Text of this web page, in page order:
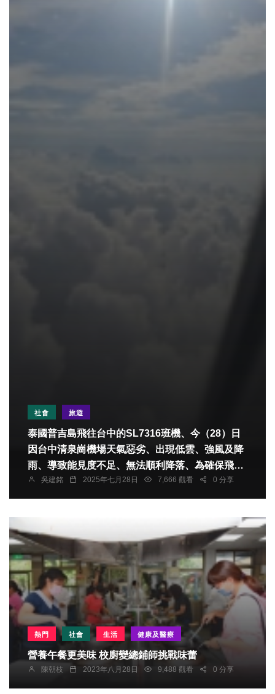
社會 旅遊
泰國普吉島飛往台中的SL7316班機、今（28）日
因台中清泉崗機場天氣惡劣、出現低雲、強風及降
雨、導致能見度不足、無法順利降落、為確保飛航
安全、機長當機立斷、決定轉降台北松山機場。
吳建銘 2025年七月28日 7,666 觀看 0 分享
熱門 社會 生活 健康及醫療
營養午餐更美味 校廚變總鋪師挑戰味蕾
陳朝枝 2023年八月28日 9,488 觀看 0 分享